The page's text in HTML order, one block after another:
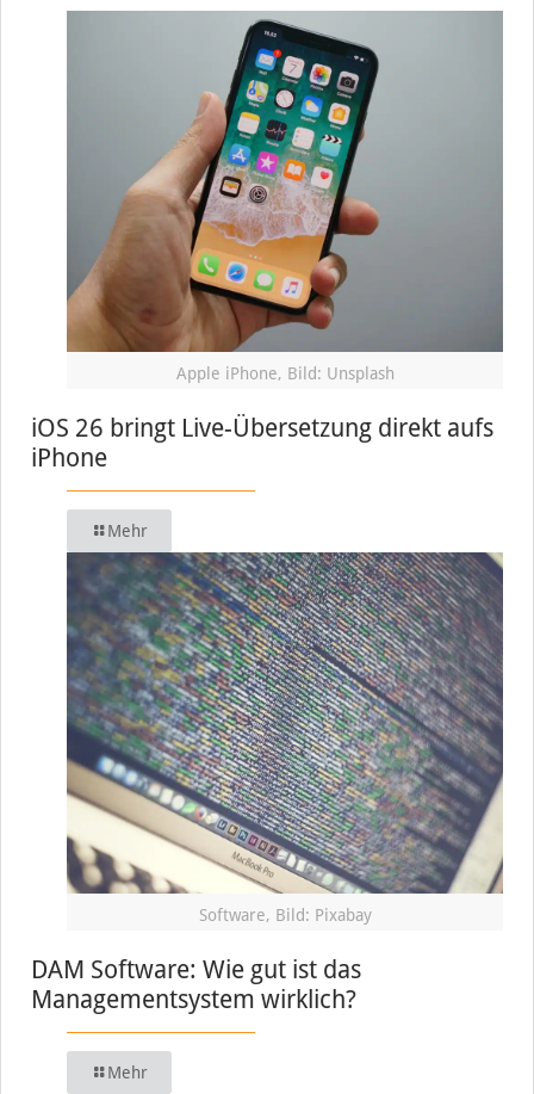
Apple iPhone, Bild: Unsplash
iOS 26 bringt Live-Übersetzung direkt aufs
iPhone
Mehr
Software, Bild: Pixabay
DAM Software: Wie gut ist das
Managementsystem wirklich?
Mehr